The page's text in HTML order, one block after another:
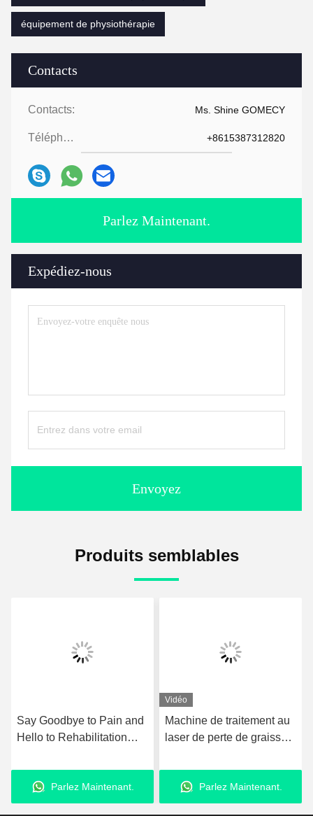
Contacts
Contacts: Ms. Shine GOMECY
Téléphone: +8615387312820
Parlez Maintenant.
Expédiez-nous
Envoyez
équipement de physiothérapie
Produits semblables
Machine de traitement au
laser de perte de graisse
liposuccion au laser
amélioréParlez Maintenant.
GMS Tecar Therapy
Machine Physiothérapie
régime
Parlez Maintenant.